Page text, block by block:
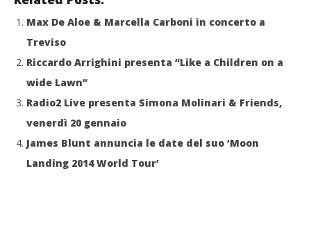
Max De Aloe & Marcella Carboni in concerto a
Treviso
Riccardo Arrighini presenta “Like a Children on a
wide Lawn”
Radio2 Live presenta Simona Molinari & Friends,
venerdì 20 gennaio
James Blunt annuncia le date del suo ‘Moon
Landing 2014 World Tour’